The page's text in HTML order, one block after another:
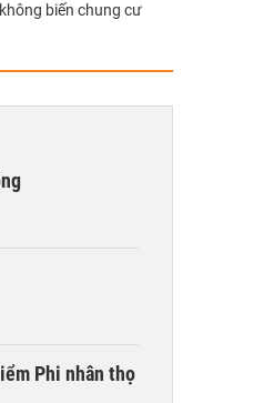
biến chung cư
Phi nhân thọ